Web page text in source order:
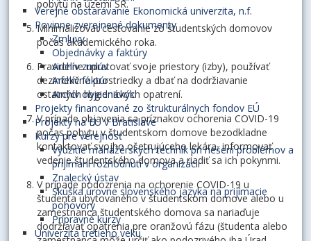
Verejné obstarávanie Ekonomická univerzita, n.f.
Povinne zverejnené dokumenty
Zmluvy
Objednávky a faktúry
Archív zmlúv
Archív faktúr
Archív objednávok
Projekty financované zo štrukturálnych fondov EÚ
Projekty na EU v Bratislave
Kurzy pre verejnosť
Využitie manažérskych techník pri riešení problémov a
prijímaní rozhodnutí v organizácii
Znalecký ústav
Skúška úrovne slovenského jazyka na prijímacie
pohovory
Prípravné kurzy
Univerzita tretieho veku
pobytu na území SR.
Minimalizovať cestovanie zo študentských domovov
počas akademického roka.
Pravidelne upratovať svoje priestory (izby), používať
dezinfekčné prostriedky a dbať na dodržiavanie
ostatných hygienických opatrení.
V prípade objavenia sa príznakov ochorenia COVID-19
počas pobytu v študentskom domove bezodkladne
kontaktovať svojho ošetrujúceho lekára, informovať
vedenie študentského domova a riadiť sa ich pokynmi.
V prípade podozrenia na ochorenie COVID-19 u
študenta ubytovaného v študentskom domove alebo u
zamestnanca študentského domova sa nariaďuje
dodržiavať opatrenia pre oranžovú fázu (študenta alebo